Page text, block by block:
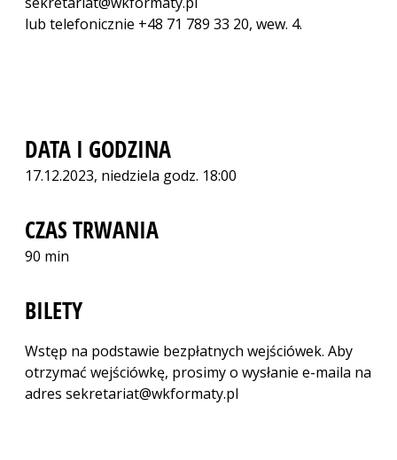
lub telefonicznie +48 71 789 33 20, wew. 4.
DATA I GODZINA
17.12.2023, niedziela godz. 18:00
CZAS TRWANIA
90 min
BILETY
Wstęp na podstawie bezpłatnych wejściówek. Aby
otrzymać wejściówkę, prosimy o wysłanie e-maila na
adres sekretariat@wkformaty.pl